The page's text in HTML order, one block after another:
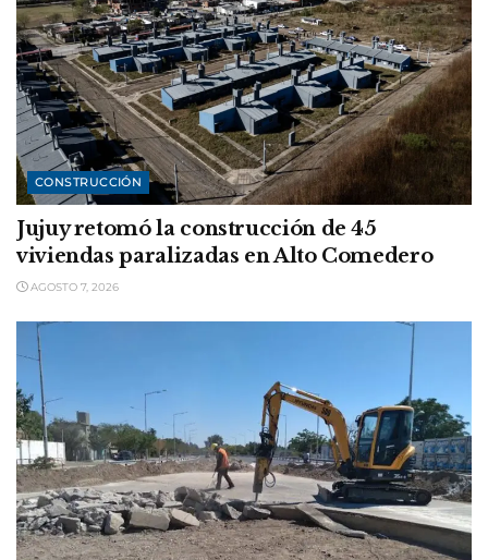
CONSTRUCCIÓN
Jujuy retomó la construcción de 45
viviendas paralizadas en Alto Comedero
AGOSTO 7, 2026